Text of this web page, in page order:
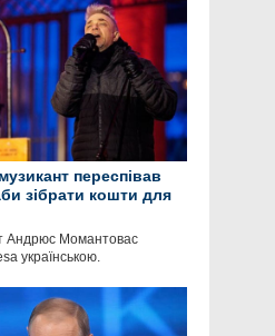
переспівав
зібрати кошти для
Андрюс Момантовас
українською.